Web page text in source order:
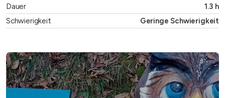
Dauer
1.3 h
Schwierigkeit
Geringe Schwierigkeit